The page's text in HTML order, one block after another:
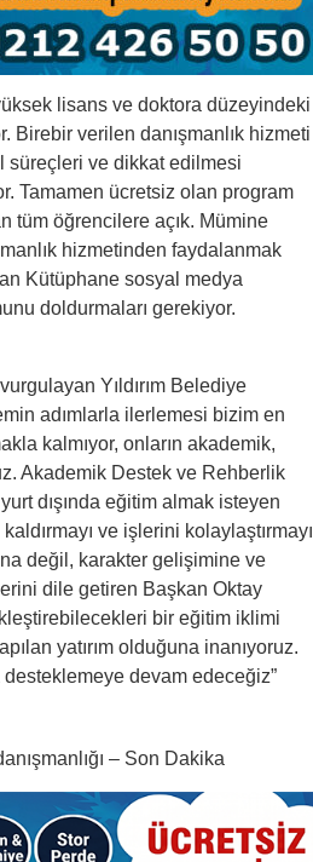
lisans ve doktora düzeyindeki
Birebir verilen danışmanlık hizmeti
süreçleri ve dikkat edilmesi
Tamamen ücretsiz olan program
tüm öğrencilere açık. Mümine
hizmetinden faydalanmak
Kütüphane sosyal medya
doldurmaları gerekiyor.
Yıldırım Belediye
adımlarla ilerlemesi bizim en
kalmıyor, onların akademik,
Akademik Destek ve Rehberlik
dışında eğitim almak isteyen
ve işlerini kolaylaştırmayı
değil, karakter gelişimine ve
dile getiren Başkan Oktay
bir eğitim iklimi
yatırım olduğuna inanıyoruz.
devam edeceğiz”
– Son Dakika